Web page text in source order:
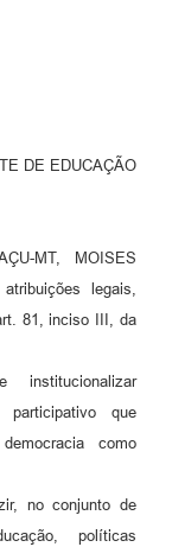
DE EDUCAÇÃO
MT, MOISES
legais,
81, inciso III, da
participativo que
como
no conjunto de
políticas